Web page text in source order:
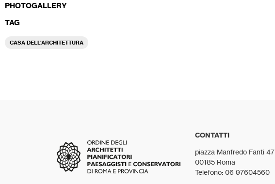
PHOTOGALLERY
TAG
CASA DELL'ARCHITETTURA
CONTATTI
piazza Manfredo Fanti 47
00185 Roma
Telefono: 06 97604560